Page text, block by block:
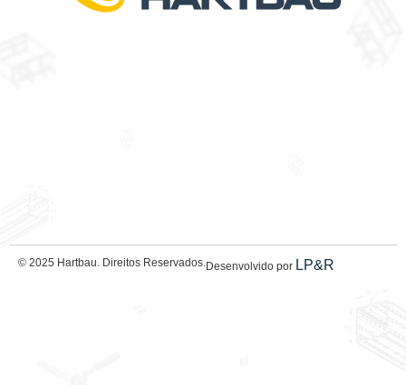
© 2025 Hartbau. Direitos Reservados.Desenvolvido por LP&R